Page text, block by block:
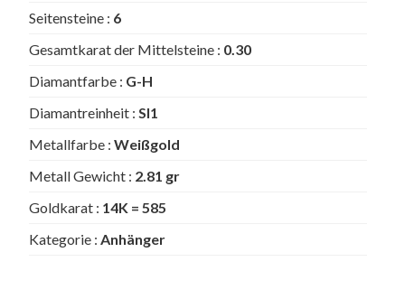
Seitensteine : 6
Gesamtkarat der Mittelsteine : 0.30
Diamantfarbe : G-H
Diamantreinheit :SI1
Metallfarbe :Weißgold
Metall Gewicht : 2.81 gr
Goldkarat : 14K = 585
Kategorie :Anhänger